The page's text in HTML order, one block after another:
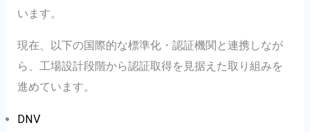
います。
現在、以下の国際的な標準化・認証機関と連携しなが
ら、工場設計段階から認証取得を見据えた取り組みを
進めています。
DNV